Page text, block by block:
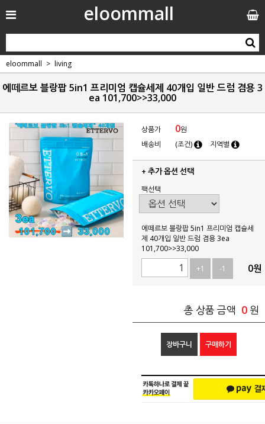
eloommall
eloommall living
에떼르보 블랑팝 5in1 프리미엄 캡슐세제 40개입 일반 드럼 겸용 3
ea 101,700>>33,000
상품가 0원
배송비
(조건) 지역별
+ 추가 옵션 선택
팩선택
에떼르보 블랑팝 5in1 프리미엄 캡슐세
제 40개입 일반 드럼 겸용 3ea
101,700>>33,000
+1
-1 0원
총 상품 금액 0 원
장바구니 구매하기